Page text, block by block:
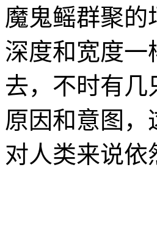
魔鬼鳐群聚的
深度和宽度一
去，不时有几
原因和意图，
对人类来说依